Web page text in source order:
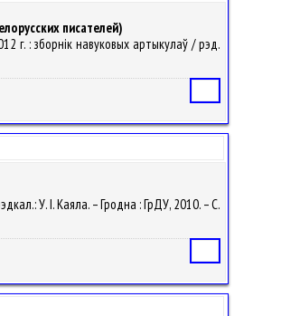
писателей)
г. : зборнік навуковых артыкулаў / рэд.
У. I. Каяла. – Гродна : ГрДУ, 2010. – С.